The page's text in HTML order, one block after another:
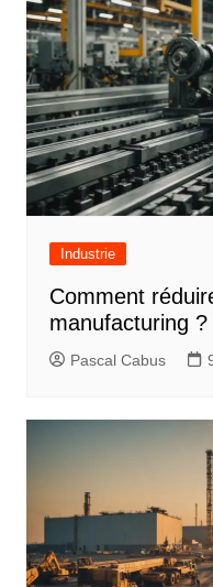
Industrie
Comment
manufacturing ?
Pascal Cabus